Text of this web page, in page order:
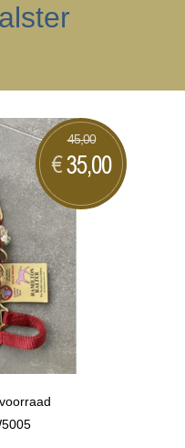
45,00
€35,00